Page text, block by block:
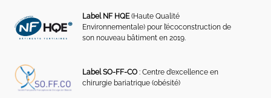
Label NF HQE(Haute Qualité
Environnementale) pour l’écoconstruction de
son nouveau bâtiment en 2019.
Label SO-FF-CO : Centre d’excellence en
chirurgie bariatrique (obésité)